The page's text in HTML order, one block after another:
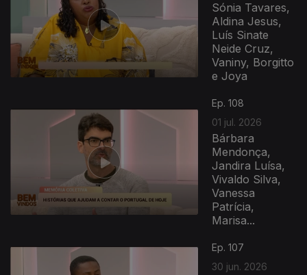
Sónia Tavares,
Aldina Jesus,
Luís Sinate
Neide Cruz,
Vaniny, Borgitto
e Joya
Ep. 108
01 jul. 2026
Bárbara
Mendonça,
Jandira Luísa,
Vivaldo Silva,
Vanessa
Patrícia,
Marisa...
Ep. 107
30 jun. 2026
939345